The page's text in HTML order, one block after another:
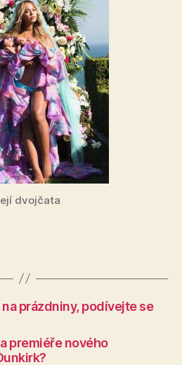
dvojčata
prázdniny, podívejte se
premiéře nového